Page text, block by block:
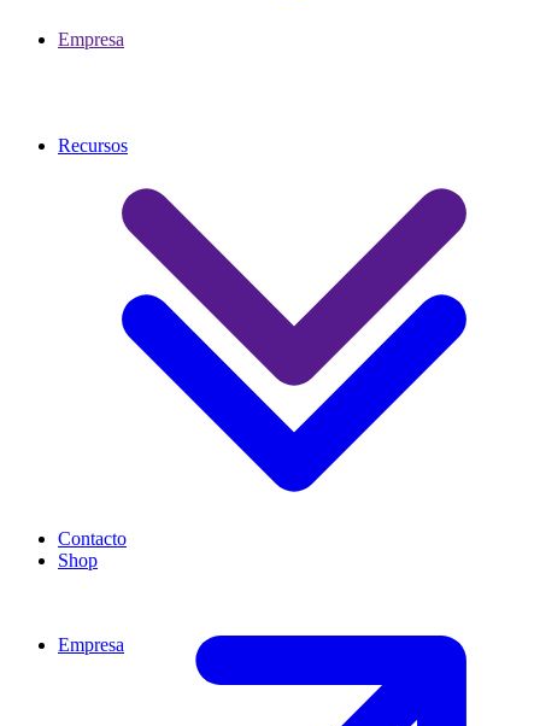
Empresa
Contacto
Shop
Recursos
Empresa